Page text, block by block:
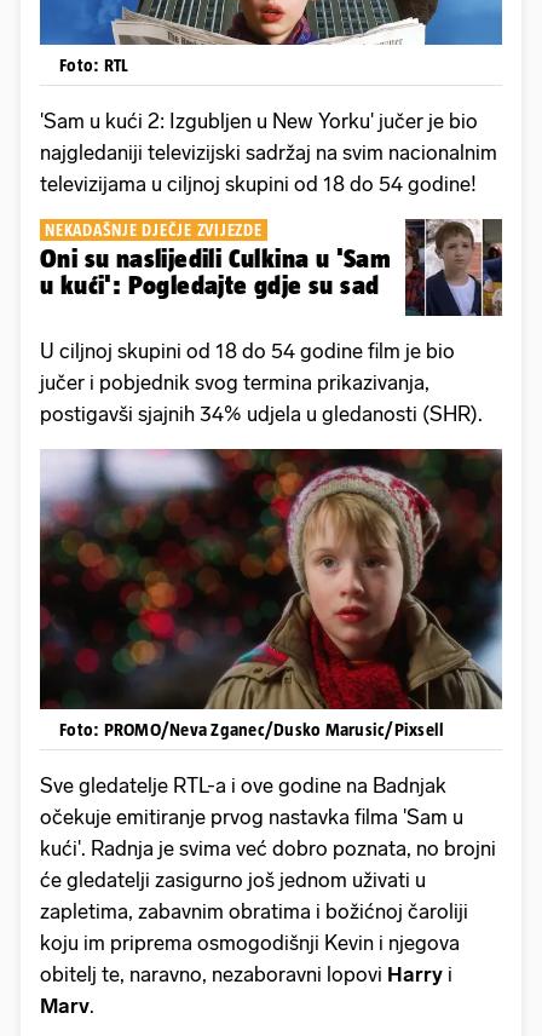
Foto: RTL
'Sam u kući 2: Izgubljen u New Yorku' jučer je bio
najgledaniji televizijski sadržaj na svim nacionalnim
televizijama u ciljnoj skupini od 18 do 54 godine!
NEKADAŠNJE DJEČJE ZVIJEZDE
Oni su naslijedili Culkina u 'Sam
u kući': Pogledajte gdje su sad
U ciljnoj skupini od 18 do 54 godine film je bio
jučer i pobjednik svog termina prikazivanja,
postigavši sjajnih 34% udjela u gledanosti (SHR).
Foto: PROMO/Neva Zganec/Dusko Marusic/Pixsell
Sve gledatelje RTL-a i ove godine na Badnjak
očekuje emitiranje prvog nastavka filma 'Sam u
kući'. Radnja je svima već dobro poznata, no brojni
će gledatelji zasigurno još jednom uživati u
zapletima, zabavnim obratima i božićnoj čaroliji
koju im priprema osmogodišnji Kevin i njegova
obitelj te, naravno, nezaboravni lopovi Harry i
Marv.